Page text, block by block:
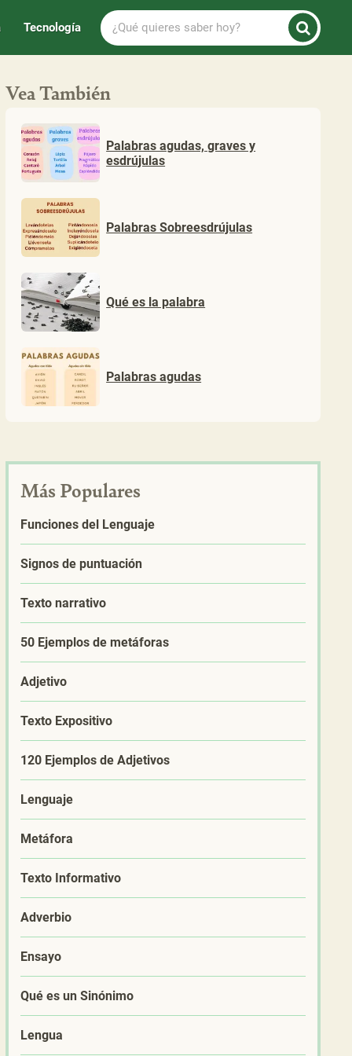
Tecnología
¿Qué
quieres
saber
Vea También
Palabras agudas, graves y
esdrújulas
Palabras Sobreesdrújulas
Qué es la palabra
Palabras agudas
Más Populares
Funciones del Lenguaje
Signos de puntuación
Texto narrativo
50 Ejemplos de metáforas
Adjetivo
Texto Expositivo
120 Ejemplos de Adjetivos
Lenguaje
Metáfora
Texto Informativo
Adverbio
Ensayo
Qué es un Sinónimo
Lengua